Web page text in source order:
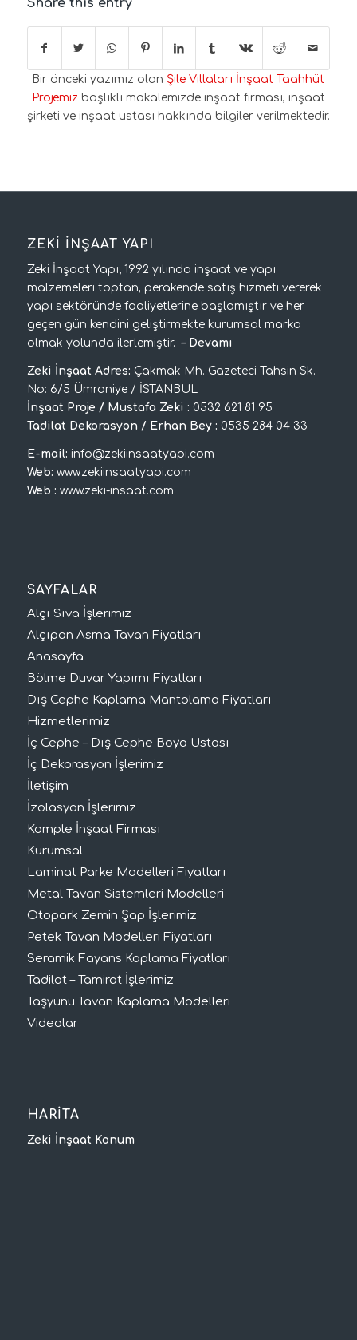
Share this entry
Bir önceki yazımız olan Şile Villaları İnşaat Taahhüt
Projemiz başlıklı makalemizde inşaat firması, inşaat
şirketi ve inşaat ustası hakkında bilgiler verilmektedir.
ZEKİ İNŞAAT YAPI
Zeki İnşaat Yapı; 1992 yılında inşaat ve yapı
malzemeleri toptan, perakende satış hizmeti vererek
yapı sektöründe faaliyetlerine başlamıştır ve her
geçen gün kendini geliştirmekte kurumsal marka
olmak yolunda ilerlemiştir.– Devamı
Zeki İnşaat Adres: Çakmak Mh. Gazeteci Tahsin Sk.
No: 6/5 Ümraniye / İSTANBUL
İnşaat Proje / Mustafa Zeki : 0532 621 81 95
Tadilat Dekorasyon / Erhan Bey : 0535 284 04 33
E-mail: info@zekiinsaatyapi.com
Web: www.zekiinsaatyapi.com
Web : www.zeki-insaat.com
SAYFALAR
Alçı Sıva İşlerimiz
Alçıpan Asma Tavan Fiyatları
Anasayfa
Bölme Duvar Yapımı Fiyatları
Dış Cephe Kaplama Mantolama Fiyatları
Hizmetlerimiz
İç Cephe – Dış Cephe Boya Ustası
İç Dekorasyon İşlerimiz
İletişim
İzolasyon İşlerimiz
Komple İnşaat Firması
Kurumsal
Laminat Parke Modelleri Fiyatları
Metal Tavan Sistemleri Modelleri
Otopark Zemin Şap İşlerimiz
Petek Tavan Modelleri Fiyatları
Seramik Fayans Kaplama Fiyatları
Tadilat – Tamirat İşlerimiz
Taşyünü Tavan Kaplama Modelleri
Videolar
HARİTA
Zeki İnşaat Konum